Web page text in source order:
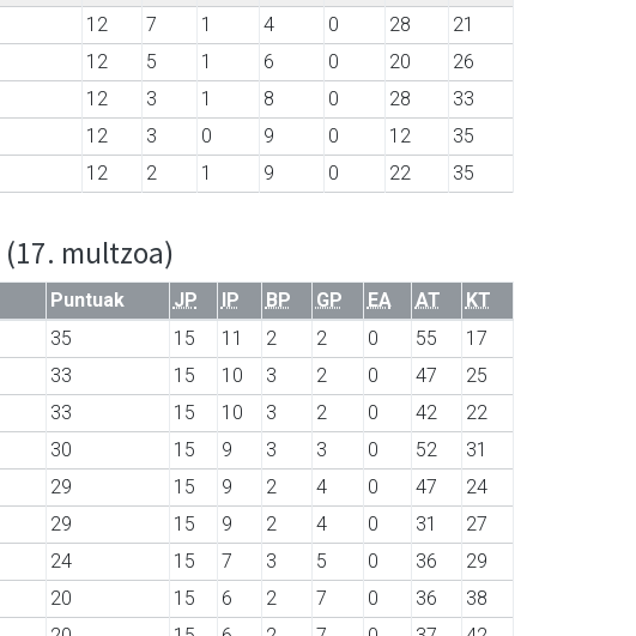
12 7 1 4 0 28
21
12 5 1 6 0 20
26
12 3 1 8 0 28
33
12 3 0 9 0 12
35
12 2 1 9 0 22 35
(17. multzoa)
Puntuak JP IP BP GP EA AT
KT
35 15 11 2 2 0 55
17
33 15 10 3 2 0 47
25
33 15 10 3 2 0 42
22
30 15 9 3 3 0 52
31
29 15 9 2 4 0 47
24
29 15 9 2 4 0 31
27
24 15 7 3 5 0 36
29
20 15 6 2 7 0 36
38